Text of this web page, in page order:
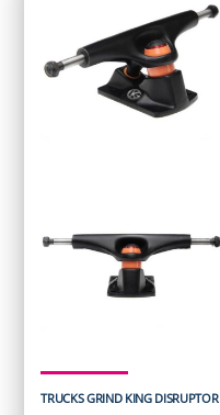
TRUCKS GRIND KING DISRUPTOR